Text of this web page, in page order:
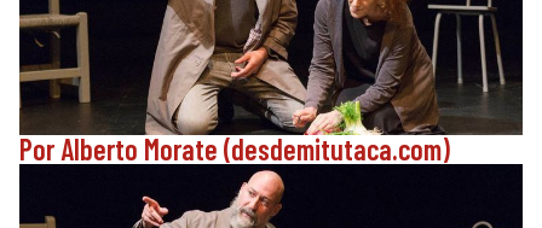
Por Alberto Morate (desdemitutaca.com)